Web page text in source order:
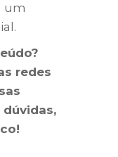
um
redes